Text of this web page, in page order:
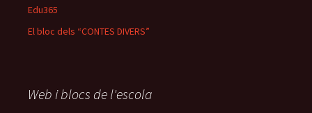
Edu365
El bloc dels “CONTES DIVERS”
Web i blocs de l'escola